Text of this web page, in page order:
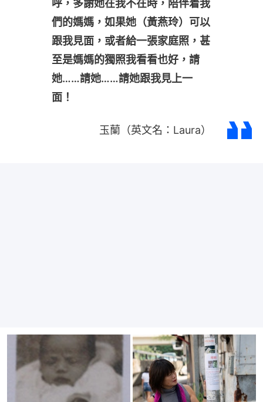
呼，多謝她在我不在時，陪伴着我
們的媽媽，如果她（黃燕玲）可以
跟我見面，或者給一張家庭照，甚
至是媽媽的獨照我看看也好，請
她……請她……請她跟我見上一
面！
玉蘭（英文名：Laura）